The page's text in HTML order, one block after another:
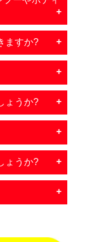
ますか?
ょうか?
ょうか?